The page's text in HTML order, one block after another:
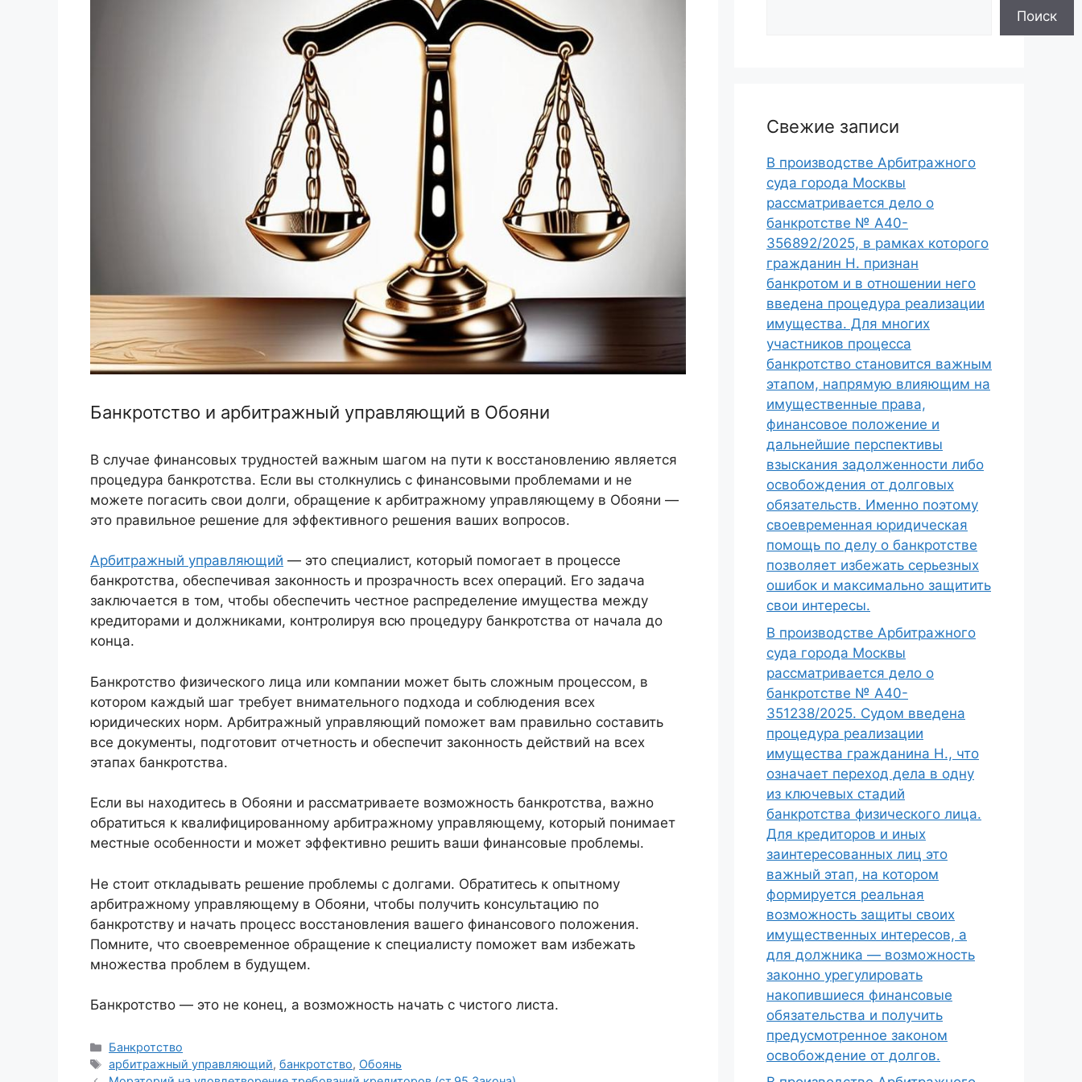
Банкротство и арбитражный управляющий в Обояни
В случае финансовых трудностей важным шагом на пути к восстановлению является
процедура банкротства. Если вы столкнулись с финансовыми проблемами и не
можете погасить свои долги, обращение к арбитражному управляющему в Обояни —
это правильное решение для эффективного решения ваших вопросов.
Арбитражный управляющий — это специалист, который помогает в процессе
банкротства, обеспечивая законность и прозрачность всех операций. Его задача
заключается в том, чтобы обеспечить честное распределение имущества между
кредиторами и должниками, контролируя всю процедуру банкротства от начала до
конца.
Банкротство физического лица или компании может быть сложным процессом, в
котором каждый шаг требует внимательного подхода и соблюдения всех
юридических норм. Арбитражный управляющий поможет вам правильно составить
все документы, подготовит отчетность и обеспечит законность действий на всех
этапах банкротства.
Если вы находитесь в Обояни и рассматриваете возможность банкротства, важно
обратиться к квалифицированному арбитражному управляющему, который понимает
местные особенности и может эффективно решить ваши финансовые проблемы.
Не стоит откладывать решение проблемы с долгами. Обратитесь к опытному
арбитражному управляющему в Обояни, чтобы получить консультацию по
банкротству и начать процесс восстановления вашего финансового положения.
Помните, что своевременное обращение к специалисту поможет вам избежать
множества проблем в будущем.
Банкротство — это не конец, а возможность начать с чистого листа.
Рубрики
Банкротство
Метки
арбитражный управляющий,банкротство, Обоянь
Поиск
Свежие записи
В производстве Арбитражного
суда города Москвы
рассматривается дело о
банкротстве № А40-
356892/2025, в рамках которого
гражданин Н. признан
банкротом и в отношении него
введена процедура реализации
имущества. Для многих
участников процесса
банкротство становится важным
этапом, напрямую влияющим на
имущественные права,
финансовое положение и
дальнейшие перспективы
взыскания задолженности либо
освобождения от долговых
обязательств. Именно поэтому
своевременная юридическая
помощь по делу о банкротстве
позволяет избежать серьезных
ошибок и максимально защитить
свои интересы.
В производстве Арбитражного
суда города Москвы
рассматривается дело о
банкротстве № А40-
351238/2025. Судом введена
процедура реализации
имущества гражданина Н., что
означает переход дела в одну
из ключевых стадий
банкротства физического лица.
Для кредиторов и иных
заинтересованных лиц это
важный этап, на котором
формируется реальная
возможность защиты своих
имущественных интересов, а
для должника — возможность
законно урегулировать
накопившиеся финансовые
обязательства и получить
предусмотренное законом
освобождение от долгов.